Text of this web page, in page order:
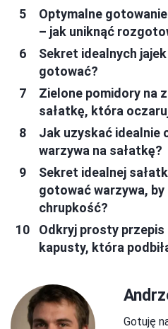
Optymalne
– jak uniknąć
Sekret idealnych
gotować?
Zielone pomidory na
sałatkę, która
Jak uzyskać idealnie
warzywa na sałatkę?
Sekret idealnej
gotować warzywa,
chrupkość?
Odkryj prosty przepis
kapusty, która
Gotuję